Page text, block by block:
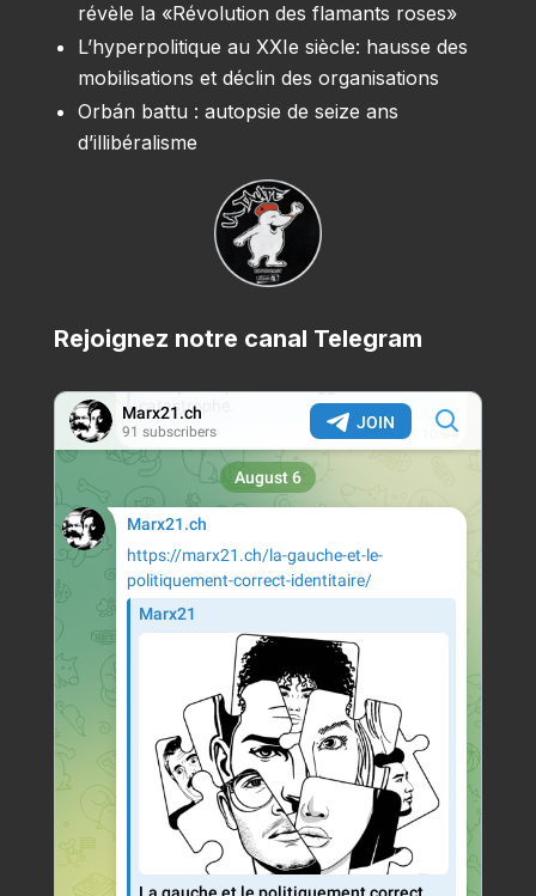
révèle la «Révolution des flamants roses»
L’hyperpolitique au XXIe siècle: hausse des
mobilisations et déclin des organisations
Orbán battu : autopsie de seize ans
d’illibéralisme
Rejoignez notre canal Telegram